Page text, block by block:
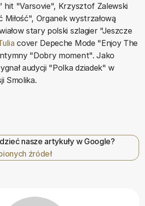
hit "Varsovie", Krzysztof Zalewski
Miłość", Organek wystrzałową
stary polski szlagier "Jeszcze
cover Depeche Mode "Enjoy The
"Dobry moment". Jako
audycji "Polka dziadek" w
Smolika.
nasze artykuły w Google?
źródeł